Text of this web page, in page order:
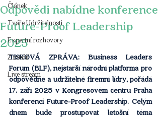
Článek
Tváře Udržitelnosti
Expertní rozhovory
Z médií
Live stream
Odpovědi nabídne konference
Future-Proof Leadership
2025
TISKOVÁ ZPRÁVA: Business Leaders
Forum (BLF), nejstarší národní platforma pro
odpovědné a udržitelné firemní lídry, pořádá
17. září 2025 v Kongresovém centru Praha
konferenci Future-Proof Leadership. Celým
dnem bude prostupovat letošní téma